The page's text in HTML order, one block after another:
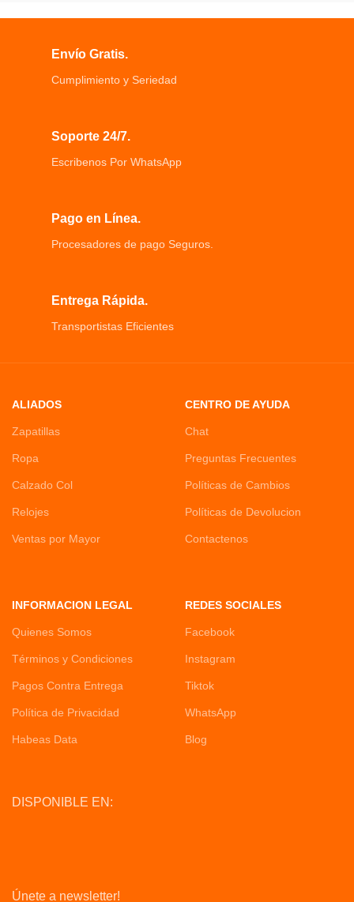
Envío Gratis.
Cumplimiento y Seriedad
Soporte 24/7.
Escribenos Por WhatsApp
Pago en Línea.
Procesadores de pago Seguros.
Entrega Rápida.
Transportistas Eficientes
ALIADOS
Zapatillas
Ropa
Calzado Col
Relojes
Ventas por Mayor
CENTRO DE AYUDA
Chat
Preguntas Frecuentes
Políticas de Cambios
Políticas de Devolucion
Contactenos
INFORMACION LEGAL
Quienes Somos
Términos y Condiciones
Pagos Contra Entrega
Política de Privacidad
Habeas Data
REDES SOCIALES
Facebook
Instagram
Tiktok
WhatsApp
Blog
DISPONIBLE EN:
Únete a newsletter!